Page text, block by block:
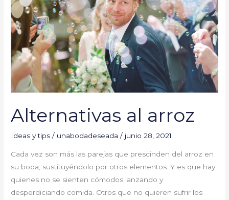
Alternativas al arroz
Ideas y tips / unabodadeseada/ junio 28, 2021
Cada vez son más las parejas que prescinden del arroz en
su boda, sustituyéndolo por otros elementos. Y es que hay
quienes no se sienten cómodos lanzando y
desperdiciando comida. Otros que no quieren sufrir los